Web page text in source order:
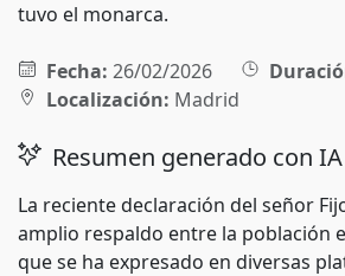
tuvo el monarca.
Fecha: 26/02/2026
Localización: Madrid
Resumen generado con IA
La reciente declaración del señor
amplio respaldo entre la población
que se ha expresado en diversas